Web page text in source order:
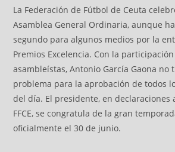
La Federación de Fútbol de Ceuta
Asamblea General Ordinaria, aunque
segundo para algunos medios por la
Premios Excelencia. Con la
asambleístas, Antonio García Gaona no
problema para la aprobación de todos
del día. El presidente, en declaraciones
FFCE, se congratula de la gran
oficialmente el 30 de junio.